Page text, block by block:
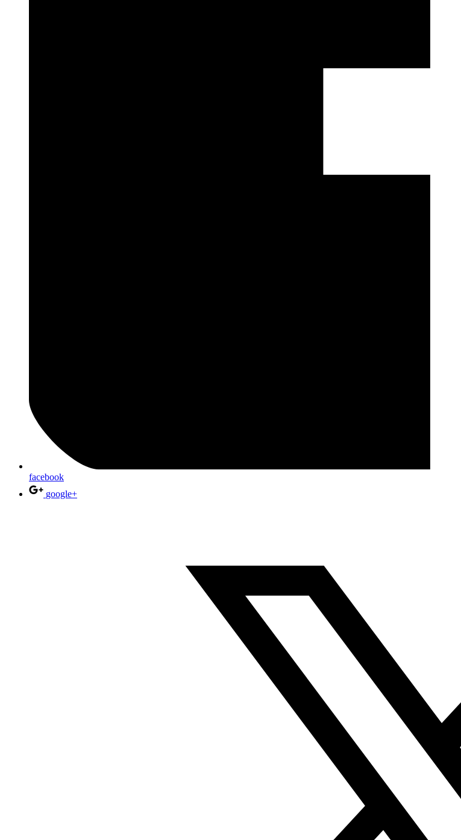
facebook
google+